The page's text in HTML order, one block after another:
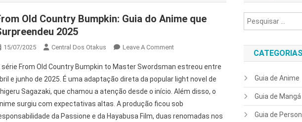
Old Country Bumpkin: Guia do Anime que
2025
15/07/2025 Central Dos Otakus Leave A CommentOn
Old
Country
Bumpkin:
Guia
Do
série From Old Country Bumpkin to Master Swordsman estreou entre
e junho de 2025. É uma adaptação direta da popular light novel de
Sagazaki, que chamou a atenção desde o início. Além disso, o
surgiu com expectativas altas. A produção ficou sob
da Passione e da Hayabusa Film, duas renomadas nos
CATEGORIAS
Guia de Anime
Guia de Mangá
Guia de